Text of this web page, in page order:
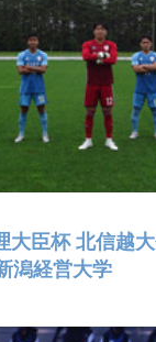
大臣杯 北信越
潟経営大学